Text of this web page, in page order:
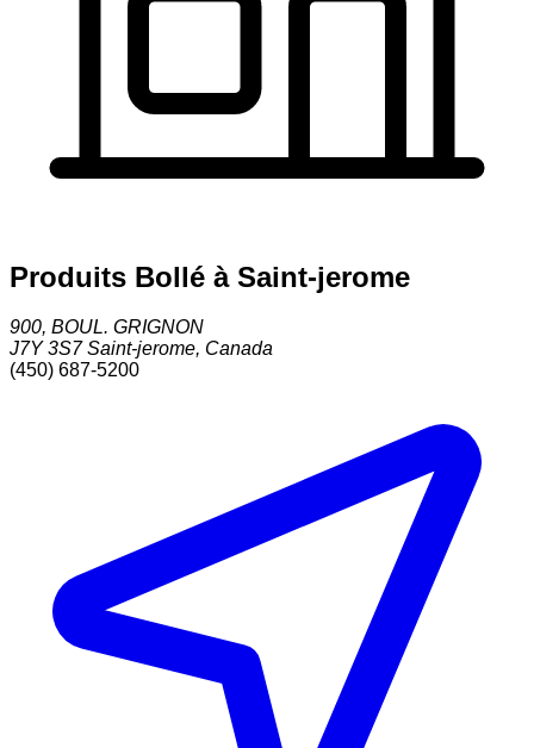
Produits Bollé à Saint-jerome
900, BOUL. GRIGNON
J7Y 3S7 Saint-jerome, Canada
(450) 687-5200